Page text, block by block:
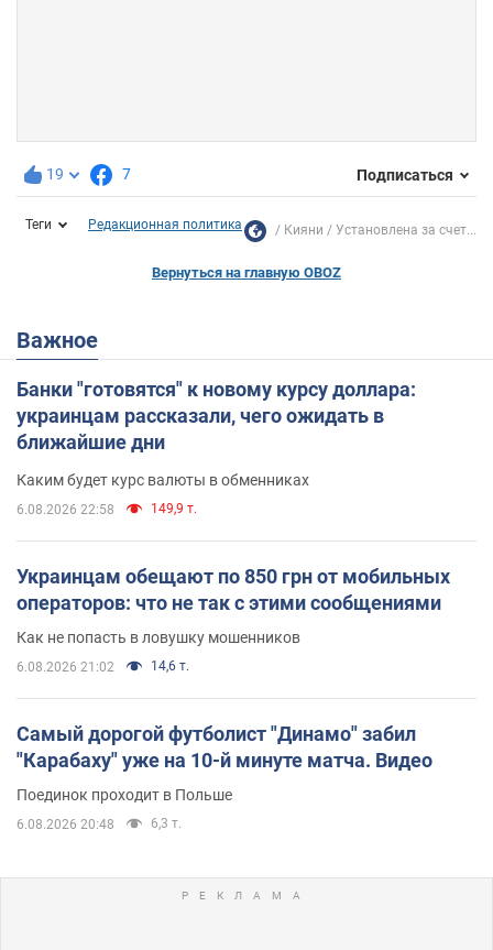
19 7 Подписаться
Теги Редакционная политика Кияни Установлена за счет...
Вернуться на главную OBOZ
Важное
Банки "готовятся" к новому курсу доллара:
украинцам рассказали, чего ожидать в
ближайшие дни
Каким будет курс валюты в обменниках
6.08.2026 22:58 149,9 т.
Украинцам обещают по 850 грн от мобильных
операторов: что не так с этими сообщениями
Как не попасть в ловушку мошенников
6.08.2026 21:02 14,6 т.
Самый дорогой футболист "Динамо" забил
"Карабаху" уже на 10-й минуте матча. Видео
Поединок проходит в Польше
6.08.2026 20:48 6,3 т.